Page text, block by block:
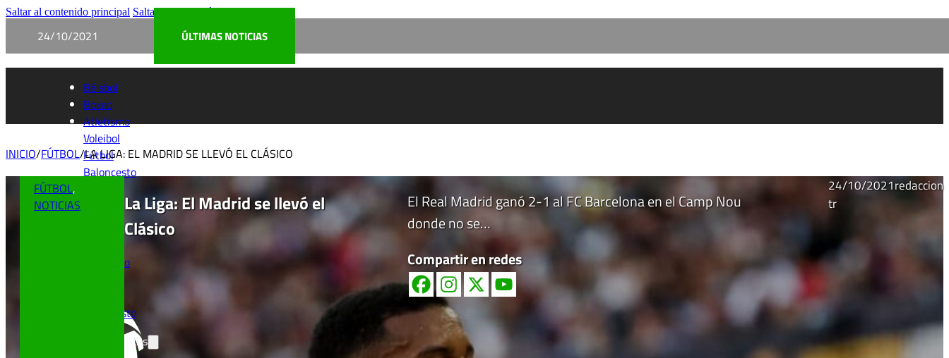
Saltar al contenido principal Saltar al pie de página
24/10/2021 ÚLTIMAS NOTICIAS
Béisbol
Boxeo
Atletismo
Voleibol
Fútbol
Baloncesto
Atletismo
Baloncesto
Más deportes
INICIO/FÚTBOL/LA LIGA: EL MADRID SE LLEVÓ EL CLÁSICO
FÚTBOL,
NOTICIAS
La Liga: El Madrid se llevó el
Clásico
El Real Madrid ganó 2-1 al FC Barcelona en el Camp Nou
donde no se…
Compartir en redes
24/10/2021redaccion
tr